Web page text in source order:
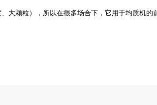
大颗粒），所以在很多场合下，它用于均质机的